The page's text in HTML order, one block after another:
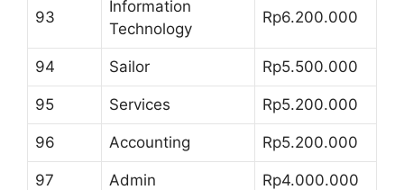
93
Information
Technology
Rp6.200.000
94 Sailor Rp5.500.000
95 Services Rp5.200.000
96 Accounting Rp5.200.000
97 Admin Rp4.000.000